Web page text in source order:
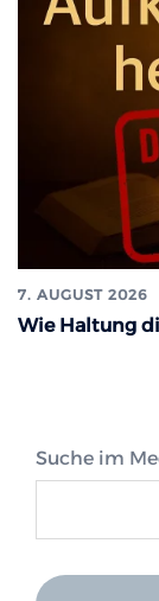
7. AUGUST 2026
Wie Haltung
Suche im